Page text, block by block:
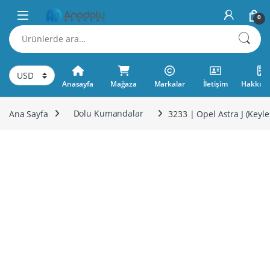
Skip to navigation
Skip to content
0
Ara:
Anasayfa Mağaza Markalar İletişim
Ana Sayfa Dolu Kumandalar 3233 | Opel Astra J